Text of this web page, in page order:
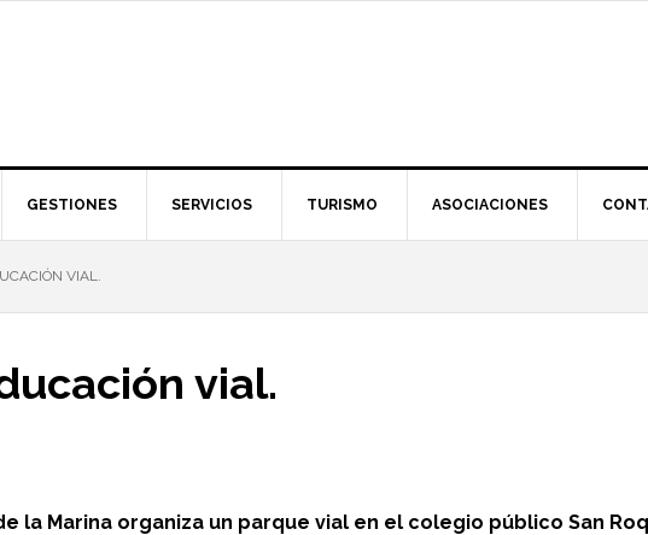
GESTIONES SERVICIOS TURISMO ASOCIACIONES
VIAL.
vial.
la Marina organiza un parque vial en el colegio público San